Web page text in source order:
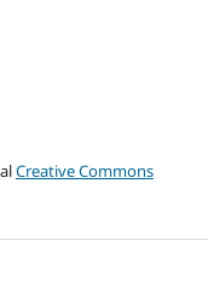
Creative Commons